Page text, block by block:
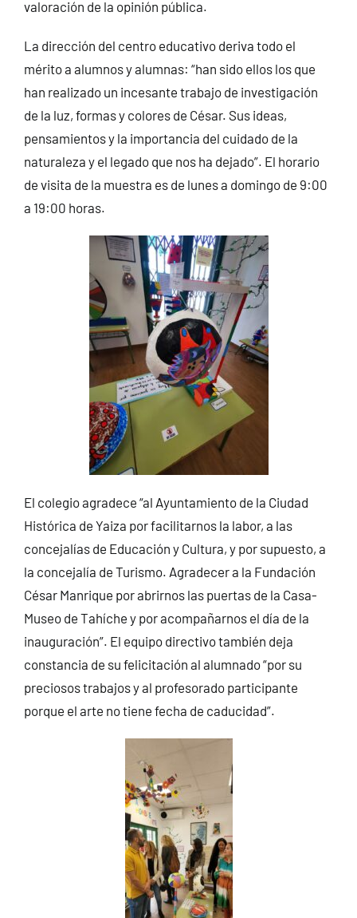
valoración de la opinión pública.
La dirección del centro educativo deriva todo el
mérito a alumnos y alumnas: “han sido ellos los que
han realizado un incesante trabajo de investigación
de la luz, formas y colores de César. Sus ideas,
pensamientos y la importancia del cuidado de la
naturaleza y el legado que nos ha dejado”. El horario
de visita de la muestra es de lunes a domingo de 9:00
a 19:00 horas.
El colegio agradece “al Ayuntamiento de la Ciudad
Histórica de Yaiza por facilitarnos la labor, a las
concejalías de Educación y Cultura, y por supuesto, a
la concejalía de Turismo. Agradecer a la Fundación
César Manrique por abrirnos las puertas de la Casa-
Museo de Tahíche y por acompañarnos el día de la
inauguración”. El equipo directivo también deja
constancia de su felicitación al alumnado “por su
preciosos trabajos y al profesorado participante
porque el arte no tiene fecha de caducidad”.